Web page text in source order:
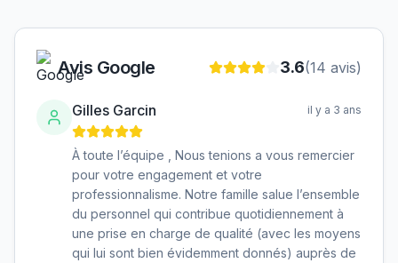
Avis Google 3.6(14 avis)
Gilles Garcin il y a 3 ans
À toute l’équipe , Nous tenions a vous remercier
pour votre engagement et votre
professionnalisme. Notre famille salue l’ensemble
du personnel qui contribue quotidiennement à
une prise en charge de qualité (avec les moyens
qui lui sont bien évidemment donnés) auprès de